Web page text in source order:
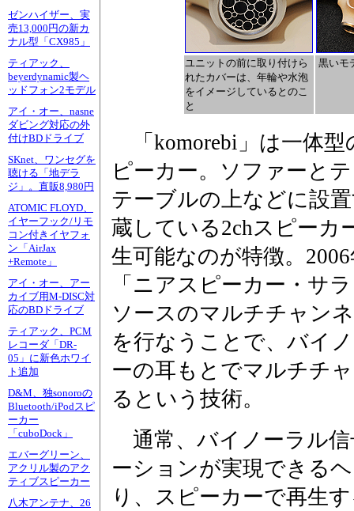
ゼンハイザー、実
売13,000円の新カ
ナル型「CX985」
ティアック、
beyerdynamic製ヘ
ッドフォン2モデル
アイ・オー、nasne
ダビング対応の外
付けBDドライブ
SKnet、ワンセグを
聴ける「地デラ
ジ」。直販8,980円
ATOMIC FLOYD、
イヤーフック/リモ
コン付きイヤフォ
ン「AirJax
+Remote」
アイ・オー、アー
カイブ用M-DISC対
応のBDドライブ
ティアック、PCM
レコーダ「DR-
05」に新色ホワイ
ト追加
D&M、独sonoroの
Bluetooth/iPodスピ
ーカー
「cuboDock」
エバーグリーン、
アクリル製のアク
ティブスピーカー
八木アンテナ、26
ユニットの前に取り付けら
れたカバーは、年輪や水泡
をイメージしているとのこ
と
黒いモ
「komorebi」は一体型
ピーカー。ソファーと
テーブルの上などに設
蔵している2chスピーカ
生可能なのが特徴。
「ニアスピーカー・サ
ソースのマルチチャン
を行なうことで、バイ
ーの耳もとでマルチチ
るという技術。
通常、バイノーラル
ーションが実現できる
り、スピーカーで再生